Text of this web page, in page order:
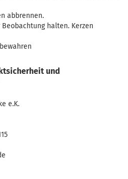
abbrennen.
halten. Kerzen
und
e.K.